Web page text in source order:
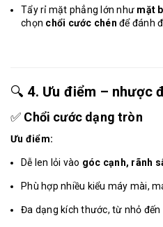
Tẩy rỉ mặt phẳng lớn như mặt
chọn chổi cước chén để đánh
🔍 4. Ưu điểm – nhược
✅ Chổi cước dạng tròn
Ưu điểm:
Dễ len lỏi vào góc cạnh, rãnh
Phù hợp nhiều kiểu máy mài,
Đa dạng kích thước, từ nhỏ đến